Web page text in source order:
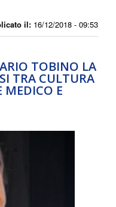
il: 16/12/2018 - 09:53
TOBINO LA
TRA CULTURA
MEDICO E